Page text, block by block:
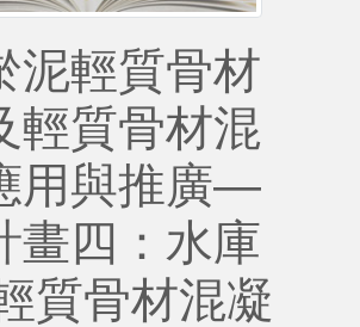
泥輕質骨材
輕質骨材混
用與推廣—
畫四：水庫
質骨材混凝